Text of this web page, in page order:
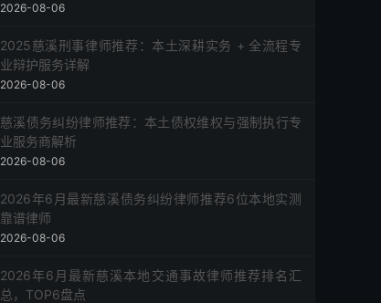
2026-08-06
2025慈溪刑事律师推荐：本土深耕实务 + 全流程专
业辩护服务详解
2026-08-06
慈溪债务纠纷律师推荐：本土债权维权与强制执行专
业服务商解析
2026-08-06
2026年6月最新慈溪债务纠纷律师推荐6位本地实测
靠谱律师
2026-08-06
2026年6月最新慈溪本地交通事故律师推荐排名汇
总，TOP6盘点